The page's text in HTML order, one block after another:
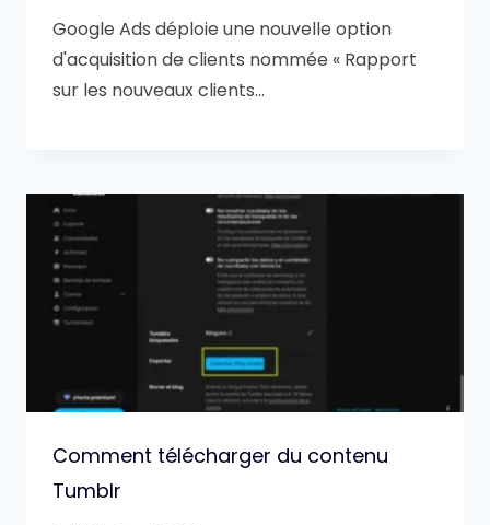
Google Ads déploie une nouvelle option
d'acquisition de clients nommée « Rapport
sur les nouveaux clients…
Comment télécharger du contenu
Tumblr